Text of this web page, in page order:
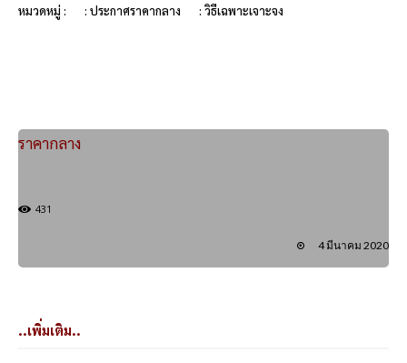
หมวดหมู่ : : ประกาศราคากลาง : วิธีเฉพาะเจาะจง
ราคากลาง
431
4 มีนาคม 2020
..เพิ่มเติม..